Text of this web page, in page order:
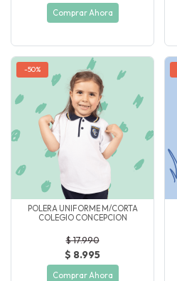
Comprar Ahora
-50%
POLERA UNIFORME M/CORTA
COLEGIO CONCEPCION
$ 17.990
$ 8.995
Comprar Ahora